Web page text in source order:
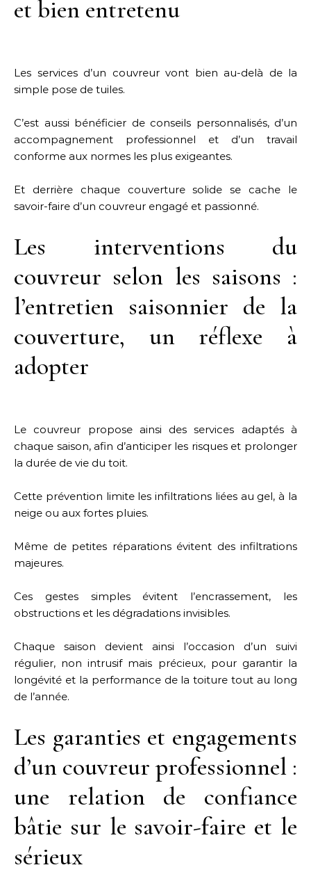
et bien entretenu
Les services d’un couvreur vont bien au-delà de la
simple pose de tuiles.
C’est aussi bénéficier de conseils personnalisés, d’un
accompagnement professionnel et d’un travail
conforme aux normes les plus exigeantes.
Et derrière chaque couverture solide se cache le
savoir-faire d’un couvreur engagé et passionné.
Les interventions du
couvreur selon les saisons :
l’entretien saisonnier de la
couverture, un réflexe à
adopter
Le couvreur propose ainsi des services adaptés à
chaque saison, afin d’anticiper les risques et prolonger
la durée de vie du toit.
Cette prévention limite les infiltrations liées au gel, à la
neige ou aux fortes pluies.
Même de petites réparations évitent des infiltrations
majeures.
Ces gestes simples évitent l’encrassement, les
obstructions et les dégradations invisibles.
Chaque saison devient ainsi l’occasion d’un suivi
régulier, non intrusif mais précieux, pour garantir la
longévité et la performance de la toiture tout au long
de l’année.
Les garanties et engagements
d’un couvreur professionnel :
une relation de confiance
bâtie sur le savoir-faire et le
sérieux